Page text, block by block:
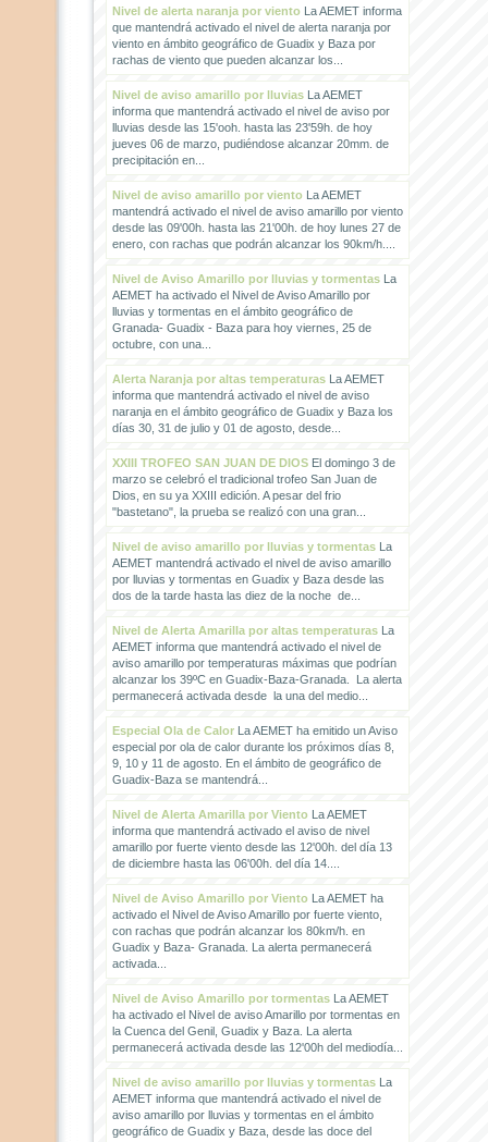
Nivel de alerta naranja por vientoLa AEMET informa
que mantendrá activado el nivel de alerta naranja por
viento en ámbito geográfico de Guadix y Baza por
rachas de viento que pueden alcanzar los...
Nivel de aviso amarillo por lluviasLa AEMET
informa que mantendrá activado el nivel de aviso por
lluvias desde las 15'ooh. hasta las 23'59h. de hoy
jueves 06 de marzo, pudiéndose alcanzar 20mm. de
precipitación en...
Nivel de aviso amarillo por vientoLa AEMET
mantendrá activado el nivel de aviso amarillo por viento
desde las 09'00h. hasta las 21'00h. de hoy lunes 27 de
enero, con rachas que podrán alcanzar los 90km/h....
Nivel de Aviso Amarillo por lluvias y tormentasLa
AEMET ha activado el Nivel de Aviso Amarillo por
lluvias y tormentas en el ámbito geográfico de
Granada- Guadix - Baza para hoy viernes, 25 de
octubre, con una...
Alerta Naranja por altas temperaturasLa AEMET
informa que mantendrá activado el nivel de aviso
naranja en el ámbito geográfico de Guadix y Baza los
días 30, 31 de julio y 01 de agosto, desde...
XXIII TROFEO SAN JUAN DE DIOSEl domingo 3 de
marzo se celebró el tradicional trofeo San Juan de
Dios, en su ya XXIII edición. A pesar del frio
"bastetano", la prueba se realizó con una gran...
Nivel de aviso amarillo por lluvias y tormentasLa
AEMET mantendrá activado el nivel de aviso amarillo
por lluvias y tormentas en Guadix y Baza desde las
dos de la tarde hasta las diez de la noche de...
Nivel de Alerta Amarilla por altas temperaturasLa
AEMET informa que mantendrá activado el nivel de
aviso amarillo por temperaturas máximas que podrían
alcanzar los 39ºC en Guadix-Baza-Granada. La alerta
permanecerá activada desde la una del medio...
Especial Ola de CalorLa AEMET ha emitido un Aviso
especial por ola de calor durante los próximos días 8,
9, 10 y 11 de agosto. En el ámbito de geográfico de
Guadix-Baza se mantendrá...
Nivel de Alerta Amarilla por VientoLa AEMET
informa que mantendrá activado el aviso de nivel
amarillo por fuerte viento desde las 12'00h. del día 13
de diciembre hasta las 06'00h. del día 14....
Nivel de Aviso Amarillo por VientoLa AEMET ha
activado el Nivel de Aviso Amarillo por fuerte viento,
con rachas que podrán alcanzar los 80km/h. en
Guadix y Baza- Granada. La alerta permanecerá
activada...
Nivel de Aviso Amarillo por tormentasLa AEMET
ha activado el Nivel de aviso Amarillo por tormentas en
la Cuenca del Genil, Guadix y Baza. La alerta
permanecerá activada desde las 12'00h del mediodía...
Nivel de aviso amarillo por lluvias y tormentasLa
AEMET informa que mantendrá activado el nivel de
aviso amarillo por lluvias y tormentas en el ámbito
geográfico de Guadix y Baza, desde las doce del